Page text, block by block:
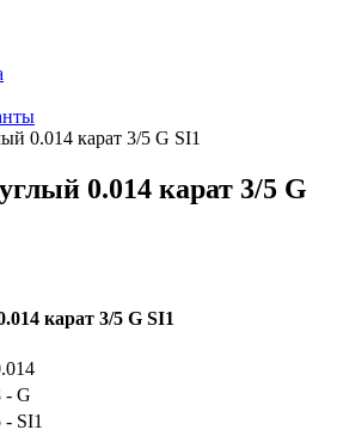
0.014 карат 3/5 G SI1
0.014 карат 3/5 G
карат 3/5 G SI1
- G
- SI1